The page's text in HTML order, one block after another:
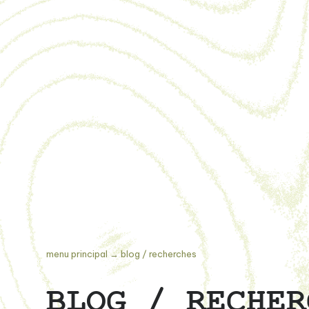
menu principal→blog / recherches
BLOG /